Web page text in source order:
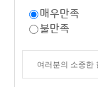
매우만족
불만족